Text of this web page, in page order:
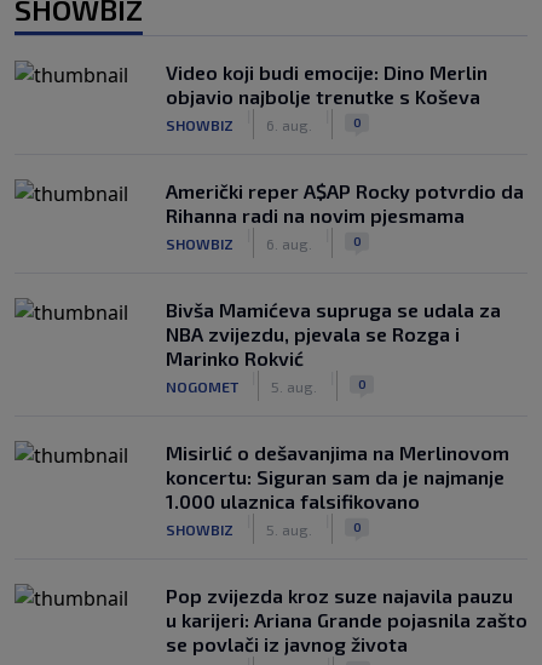
SHOWBIZ
Video koji budi emocije: Dino Merlin
objavio najbolje trenutke s Koševa
SHOWBIZ 6. aug. 0
Američki reper A$AP Rocky potvrdio da
Rihanna radi na novim pjesmama
SHOWBIZ 6. aug. 0
Bivša Mamićeva supruga se udala za
NBA zvijezdu, pjevala se Rozga i
Marinko Rokvić
NOGOMET 5. aug. 0
Misirlić o dešavanjima na Merlinovom
koncertu: Siguran sam da je najmanje
1.000 ulaznica falsifikovano
SHOWBIZ 5. aug. 0
Pop zvijezda kroz suze najavila pauzu
u karijeri: Ariana Grande pojasnila zašto
se povlači iz javnog života